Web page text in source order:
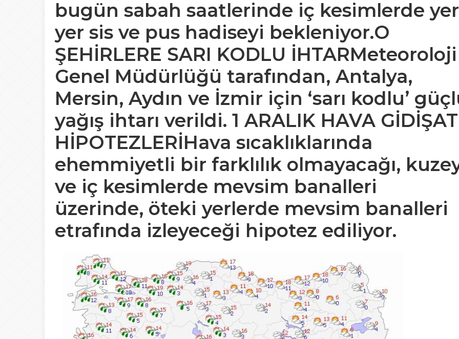
bugün sabah saatlerinde iç kesimlerde yer
yer sis ve pus hadiseyi bekleniyor.O
ŞEHİRLERE SARI KODLU İHTARMeteoroloji
Genel Müdürlüğü tarafından, Antalya,
Mersin, Aydın ve İzmir için ‘sarı kodlu’
yağış ihtarı verildi. 1 ARALIK HAVA
HİPOTEZLERİHava sıcaklıklarında
ehemmiyetli bir farklılık olmayacağı,
ve iç kesimlerde mevsim banalleri
üzerinde, öteki yerlerde mevsim banalleri
etrafında izleyeceği hipotez ediliyor.